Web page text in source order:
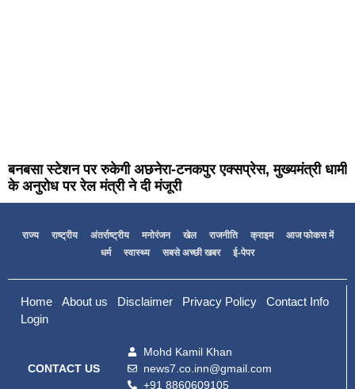
बनबसा स्टेशन पर रुकेगी अछनेरा-टनकपुर एक्सप्रेस, मुख्यमंत्री धामी
के अनुरोध पर रेल मंत्री ने दी मंजूरी
राज्य राष्ट्रीय अंतर्राष्ट्रीय मनोरंजन खेल राजनीति क्राइम
आज फोकस में
धर्म
स्वास्थ्य सबसे अच्छी खबर ई-पेपर
Home About us Disclaimer Privacy Policy
Contact Info
Login
CONTACT US
Mohd Kamil Khan
news7.co.inn@gmail.com
+91 8860609105